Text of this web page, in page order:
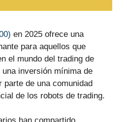
en 2025 ofrece una
para aquellos que
el mundo del trading de
inversión mínima de
parte de una comunidad
de los robots de trading.